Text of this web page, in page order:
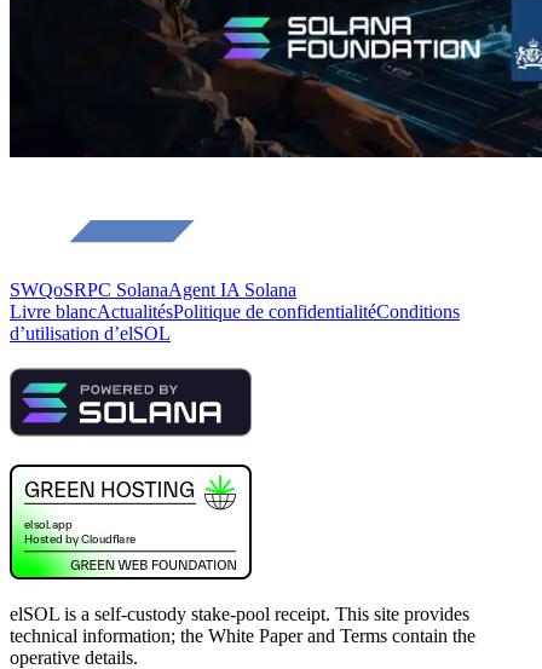
SWQoSRPC SolanaAgent IA Solana
Livre blancActualitésPolitique de confidentialitéConditions
d’utilisation d’elSOL
elSOL is a self-custody stake-pool receipt. This site provides
technical information; the White Paper and Terms contain the
operative details.